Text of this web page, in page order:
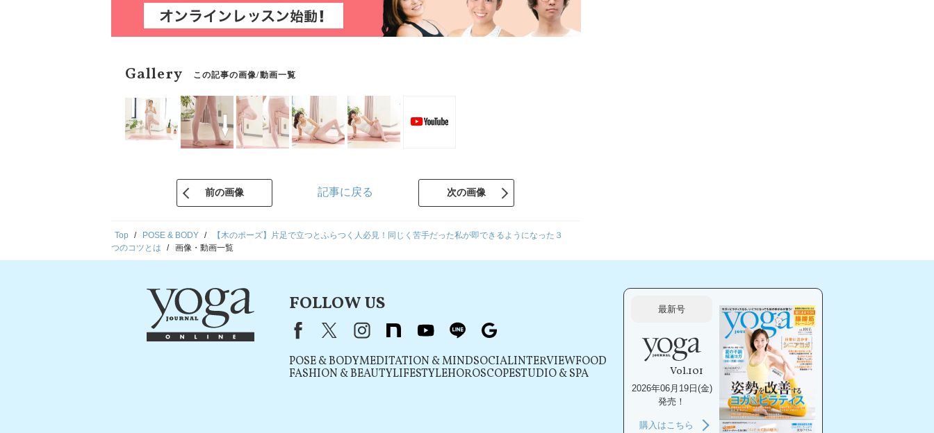
Gallery この記事の画像/動画一覧
前の画像 記事に戻る 次の画像
Top POSE & BODY
【木のポーズ】片足で立つとふらつく人必見！同じく苦手だった私が即できるようになった３
つのコツとは
画像・動画一覧
FOLLOW US
FacebookX（旧Twitter）
instagram
note youtube line
POSE & BODYMEDITATION & MINDSOCIALINTERVIEWFOOD
FASHION & BEAUTYLIFESTYLEHOROSCOPESTUDIO & SPA
最新号
Vol.101
2026年06月19日(金)
発売！
購入はこちら